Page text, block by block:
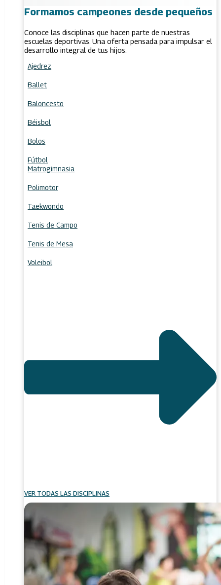
Formamos campeones desde pequeños
Conoce las disciplinas que hacen parte de nuestras
escuelas deportivas. Una oferta pensada para impulsar el
desarrollo integral de tus hijos.
Ajedrez
Ballet
Baloncesto
Béisbol
Bolos
Fútbol
Matrogimnasia
Polimotor
Taekwondo
Tenis de Campo
Tenis de Mesa
Voleibol
VER TODAS LAS DISCIPLINAS